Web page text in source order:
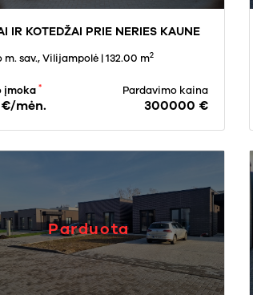
IR KOTEDŽAI PRIE NERIES KAUNE
m. sav., Vilijampolė | 132.00 m2
įmoka *
mėn.
Pardavimo kaina
300000 €
Parduota